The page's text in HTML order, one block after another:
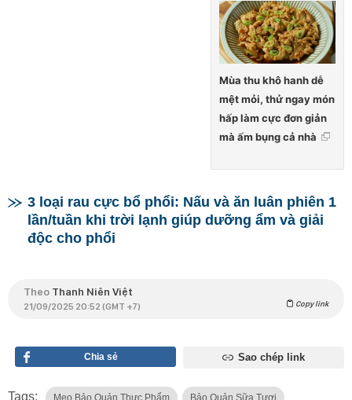
Mùa thu khô hanh dễ
mệt mỏi, thử ngay món
hấp làm cực đơn giản
mà ấm bụng cả nhà
3 loại rau cực bổ phổi: Nấu và ăn luân phiên 1
lần/tuần khi trời lạnh giúp dưỡng ẩm và giải
độc cho phổi
Theo Thanh Niên Việt
21/09/2025 20:52 (GMT +7) Copy link
Chia sẻ Sao chép link
Tags: